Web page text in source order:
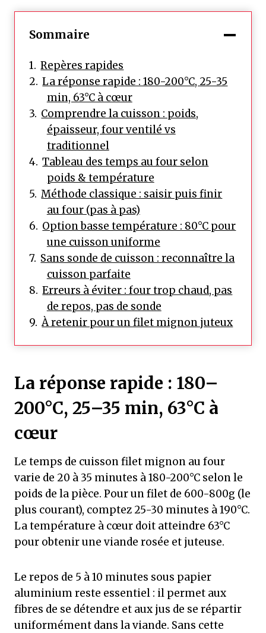
Sommaire
Repères rapides
La réponse rapide : 180-200°C, 25-35
min, 63°C à cœur
Comprendre la cuisson : poids,
épaisseur, four ventilé vs
traditionnel
Tableau des temps au four selon
poids & température
Méthode classique : saisir puis finir
au four (pas à pas)
Option basse température : 80°C pour
une cuisson uniforme
Sans sonde de cuisson : reconnaître la
cuisson parfaite
Erreurs à éviter : four trop chaud, pas
de repos, pas de sonde
À retenir pour un filet mignon juteux
La réponse rapide : 180–
200°C, 25–35 min, 63°C à
cœur
Le temps de cuisson filet mignon au four
varie de 20 à 35 minutes à 180-200°C selon le
poids de la pièce. Pour un filet de 600-800g (le
plus courant), comptez 25-30 minutes à 190°C.
La température à cœur doit atteindre 63°C
pour obtenir une viande rosée et juteuse.
Le repos de 5 à 10 minutes sous papier
aluminium reste essentiel : il permet aux
fibres de se détendre et aux jus de se répartir
uniformément dans la viande. Sans cette